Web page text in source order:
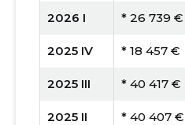
2026 I * 26 739 €
2025 IV * 18 457 €
2025 III * 40 417 €
2025 II * 40 407 €